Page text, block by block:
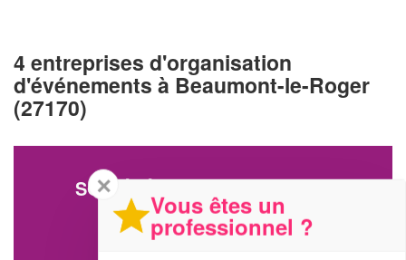
4 entreprises d'organisation
d'événements à Beaumont-le-Roger
(27170)
SOCIÉTÉ HAMELET LAETITIA
62 Rue Saint Nicolas
27170 Beaumont-le-Roger
✕
Vous êtes un
professionnel ?